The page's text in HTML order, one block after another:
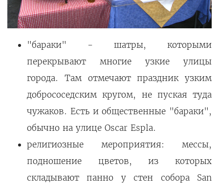
"бараки" - шатры, которыми
перекрывают многие узкие улицы
города. Там отмечают праздник узким
добрососедским кругом, не пуская туда
чужаков. Есть и общественные "бараки",
обычно на улице Oscar Espla.
религиозные мероприятия: мессы,
подношение цветов, из которых
складывают панно у стен собора San